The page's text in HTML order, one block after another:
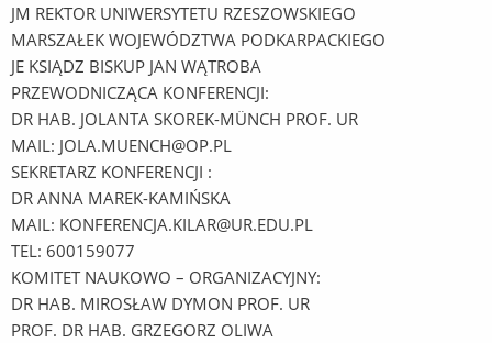
JM REKTOR UNIWERSYTETU RZESZOWSKIEGO
MARSZAŁEK WOJEWÓDZTWA PODKARPACKIEGO
JE KSIĄDZ BISKUP JAN WĄTROBA
PRZEWODNICZĄCA KONFERENCJI:
DR HAB. JOLANTA SKOREK-MÜNCH PROF. UR
MAIL: JOLA.MUENCH@OP.PL
SEKRETARZ KONFERENCJI :
DR ANNA MAREK-KAMIŃSKA
MAIL: KONFERENCJA.KILAR@UR.EDU.PL
TEL: 600159077
KOMITET NAUKOWO – ORGANIZACYJNY:
DR HAB. MIROSŁAW DYMON PROF. UR
PROF. DR HAB. GRZEGORZ OLIWA